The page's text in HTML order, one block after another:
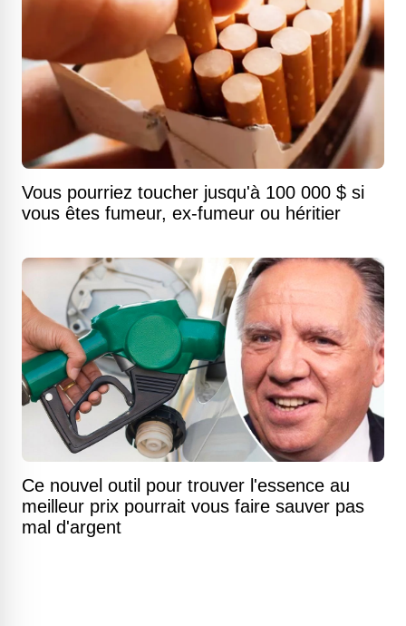
Vous pourriez toucher jusqu'à 100 000 $ si
vous êtes fumeur, ex-fumeur ou héritier
Ce nouvel outil pour trouver l'essence au
meilleur prix pourrait vous faire sauver pas
mal d'argent